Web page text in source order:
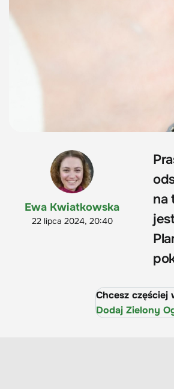
Ewa Kwiatkowska
22 lipca 2024, 20:40
na
Chcesz częściej
Dodaj Zielony